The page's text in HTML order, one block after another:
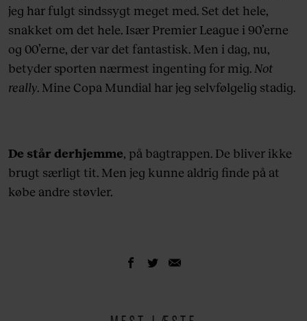
jeg har fulgt sindssygt meget med. Set det hele,
snakket om det hele. Især Premier League i 90’erne
og 00’erne, der var det fantastisk. Men i dag, nu,
betyder sporten nærmest ingenting for mig.Not
really. Mine Copa Mundial har jeg selvfølgelig stadig.
De står derhjemme, på bagtrappen. De bliver ikke
brugt særligt tit. Men jeg kunne aldrig finde på at
købe andre støvler.